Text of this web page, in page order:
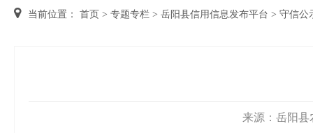
当前位置： 首页 > 专题专栏 > 岳阳县信用信息发布平台 > 守信公
来源：岳阳县